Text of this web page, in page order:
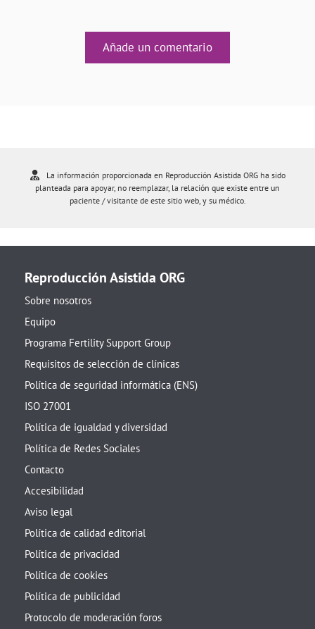
Añade un comentario
La información proporcionada en Reproducción Asistida ORG ha sido
planteada para apoyar, no reemplazar, la relación que existe entre un
paciente / visitante de este sitio web, y su médico.
Reproducción Asistida ORG
Sobre nosotros
Equipo
Programa Fertility Support Group
Requisitos de selección de clínicas
Política de seguridad informática (ENS)
ISO 27001
Política de igualdad y diversidad
Política de Redes Sociales
Contacto
Accesibilidad
Aviso legal
Política de calidad editorial
Política de privacidad
Política de cookies
Política de publicidad
Protocolo de moderación foros